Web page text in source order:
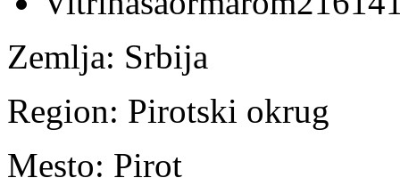
Zemlja: Srbija
Region: Pirotski okrug
Mesto: Pirot